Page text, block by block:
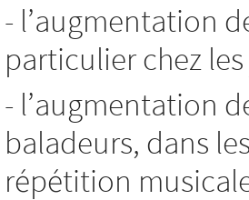
- l’augmentation
particulier chez
- l’augmentation
baladeurs, dans
répétition